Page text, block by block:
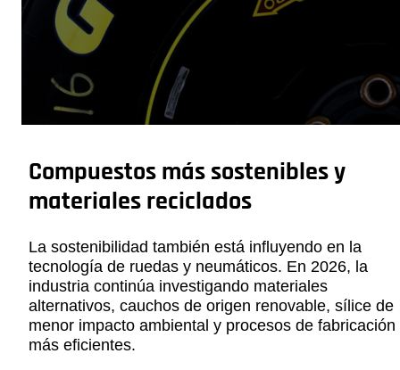
Compuestos más sostenibles y
materiales reciclados
La sostenibilidad también está influyendo en la
tecnología de ruedas y neumáticos. En 2026, la
industria continúa investigando materiales
alternativos, cauchos de origen renovable, sílice de
menor impacto ambiental y procesos de fabricación
más eficientes.